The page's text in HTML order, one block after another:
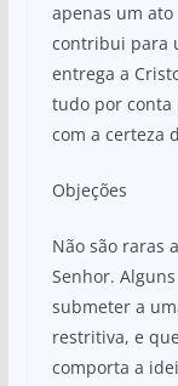
apenas um ato
contribui para
entrega a
tudo por conta
com a certeza
Objeções
Não são raras
Senhor.
submeter a
restritiva, e
comporta a